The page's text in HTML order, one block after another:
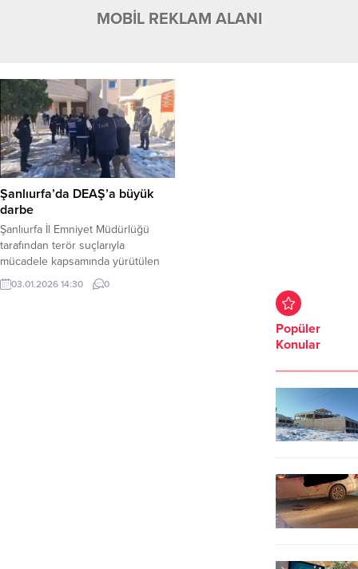
MOBİL REKLAM ALANI
Şanlıurfa’da DEAŞ’a büyük
darbe
Şanlıurfa İl Emniyet Müdürlüğü
tarafından terör suçlarıyla
mücadele kapsamında yürütülen
çalışmalar neticesinde DEAŞ Silahlı
Terör Örgütüne yönelik önemli bir
03.01.2026 14:30 0
Popüler
Konular